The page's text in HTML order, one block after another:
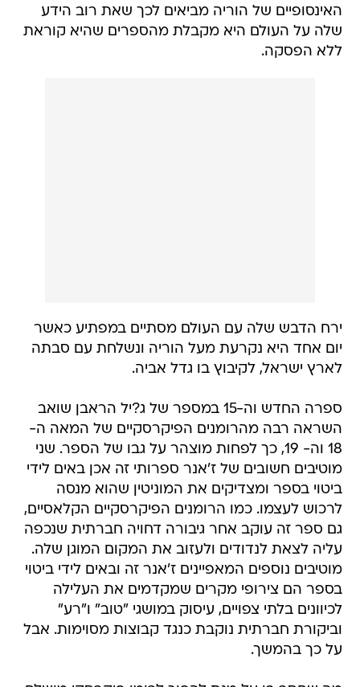
האינסופיים של הוריה מביאים לכך שאת רוב הידע
שלה על העולם היא מקבלת מהספרים שהיא קוראת
ללא הפסקה.
ירח הדבש שלה עם העולם מסתיים במפתיע כאשר
יום אחד היא נקרעת מעל הוריה ונשלחת עם סבתה
לארץ ישראל, לקיבוץ בו גדל אביה.
ספרה החדש וה-15 במספר של ג?יל הראבן שואב
השראה רבה מהרומנים הפיקרסקיים של המאה ה-
18 וה- 19, כך לפחות מוצהר על גבו של הספר. שני
מוטיבים חשובים של ז'אנר ספרותי זה אכן באים לידי
ביטוי בספר ומצדיקים את המוניטין שהוא מנסה
לרכוש לעצמו. כמו הרומנים הפיקרסקיים הקלאסיים,
גם ספר זה עוקב אחר גיבורה דחויה חברתית שנכפה
עליה לצאת לנדודים ולעזוב את המקום המוגן שלה.
מוטיבים נוספים המאפיינים ז'אנר זה ובאים לידי ביטוי
בספר הם צירופי מקרים שמקדמים את העלילה
לכיוונים בלתי צפויים, עיסוק במושגי "טוב" ו"רע"
וביקורת חברתית נוקבת כנגד קבוצות מסוימות. אבל
על כך בהמשך.